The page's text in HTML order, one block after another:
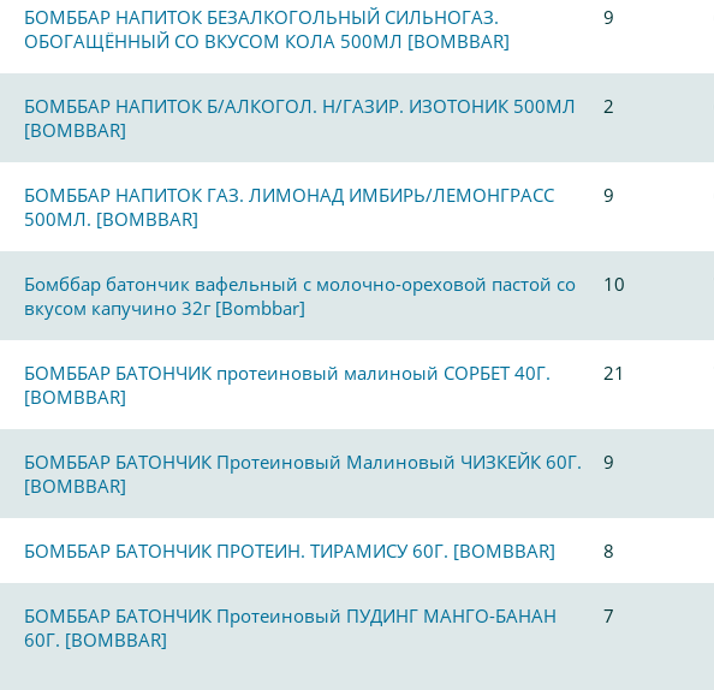
БОМББАР НАПИТОК БЕЗАЛКОГОЛЬНЫЙ СИЛЬНОГАЗ.
ОБОГАЩЁННЫЙ СО ВКУСОМ КОЛА 500МЛ [BOMBBAR]
9
БОМББАР НАПИТОК Б/АЛКОГОЛ. Н/ГАЗИР. ИЗОТОНИК 500МЛ
[BOMBBAR]
2
БОМББАР НАПИТОК ГАЗ. ЛИМОНАД ИМБИРЬ/ЛЕМОНГРАСС
500МЛ. [BOMBBAR]
9
Бомббар батончик вафельный с молочно-ореховой пастой со
вкусом капучино 32г [Bombbar]
10
БОМББАР БАТОНЧИК протеиновый малиноый СОРБЕТ 40Г.
[BOMBBAR]
21
БОМББАР БАТОНЧИК Протеиновый Малиновый ЧИЗКЕЙК 60Г.
[BOMBBAR]
9
БОМББАР БАТОНЧИК ПРОТЕИН. ТИРАМИСУ 60Г. [BOMBBAR] 8
БОМББАР БАТОНЧИК Протеиновый ПУДИНГ МАНГО-БАНАН
60Г. [BOMBBAR]
7